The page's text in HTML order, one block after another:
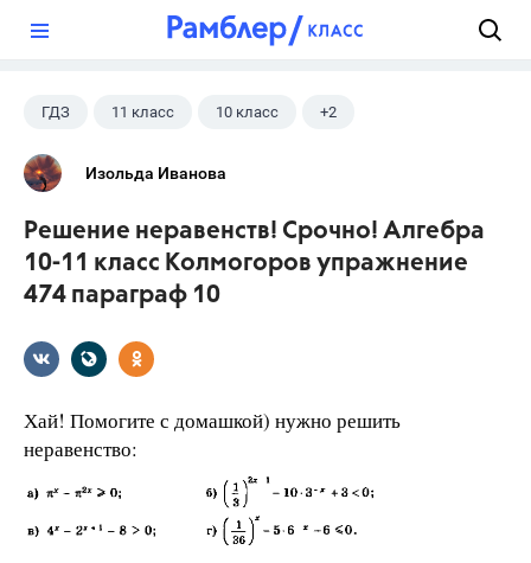
ГДЗ 11 класс 10 класс +2
Колмогоров А.Н.
Изольда Иванова
Решение неравенств! Срочно! Алгебра
10-11 класс Колмогоров упражнение
474 параграф 10
Хай! Помогите с домашкой) нужно решить
неравенство: